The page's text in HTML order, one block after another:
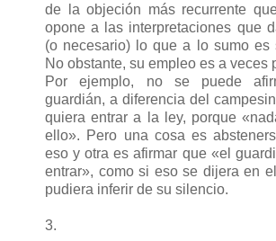
de la objeción más recurrente
opone a las interpretaciones que
(o necesario) lo que a lo sumo es
No obstante, su empleo es a veces
Por ejemplo, no se puede
guardián, a diferencia del
quiera entrar a la ley, porque
ello». Pero una cosa es
eso y otra es afirmar que «el
entrar», como si eso se dijera en
pudiera inferir de su silencio.
3.